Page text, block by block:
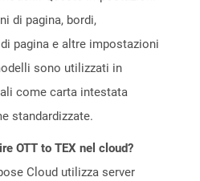
di pagina, bordi,
pagina e altre impostazioni
sono utilizzati in
come carta intestata
standardizzate.
OTT to TEX nel cloud?
Cloud utilizza server